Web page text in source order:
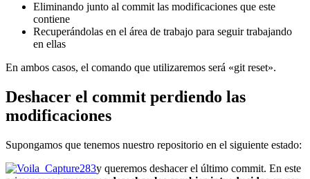
Eliminando junto al commit las modificaciones que este
contiene
Recuperándolas en el área de trabajo para seguir trabajando
en ellas
En ambos casos, el comando que utilizaremos será «git reset».
Deshacer el commit perdiendo las
modificaciones
Supongamos que tenemos nuestro repositorio en el siguiente estado:
y queremos deshacer el último commit. En este